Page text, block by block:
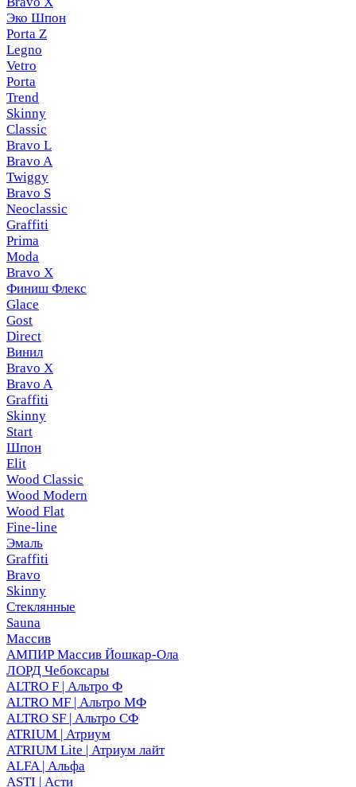
Эко Шпон
Porta Z
Legno
Vetro
Porta
Trend
Skinny
Classic
Bravo L
Bravo A
Twiggy
Bravo S
Neoclassic
Graffiti
Prima
Moda
Bravo X
Финиш Флекс
Glace
Gost
Direct
Винил
Bravo X
Bravo A
Graffiti
Skinny
Start
Шпон
Elit
Wood Classic
Wood Modern
Wood Flat
Fine-line
Эмаль
Graffiti
Bravo
Skinny
Стеклянные
Sauna
Массив
АМПИР Массив Йошкар-Ола
ЛОРД Чебоксары
ALTRO F | Альтро Ф
ALTRO MF | Альтро МФ
ALTRO SF | Альтро СФ
ATRIUM | Атриум
ATRIUM Lite | Атриум лайт
ALFA | Альфа
ASTI | Асти